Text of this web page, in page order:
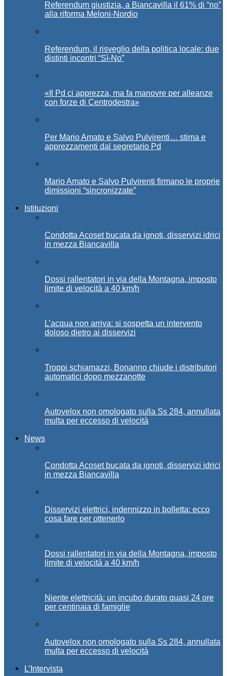
Referendum giustizia, a Biancavilla il 61% di “no”
alla riforma Meloni-Nordio
Referendum, il risveglio della politica locale: due
distinti incontri “Sì-No”
«Il Pd ci apprezza, ma fa manovre per alleanze
con forze di Centrodestra»
Per Mario Amato e Salvo Pulvirenti… stima e
apprezzamenti dal segretario Pd
Mario Amato e Salvo Pulvirenti firmano le proprie
dimissioni “sincronizzate”
Istituzioni
Condotta Acoset bucata da ignoti, disservizi idrici
in mezza Biancavilla
Dossi rallentatori in via della Montagna, imposto
limite di velocità a 40 km/h
L’acqua non arriva: si sospetta un intervento
doloso dietro ai disservizi
Troppi schiamazzi, Bonanno chiude i distributori
automatici dopo mezzanotte
Autovelox non omologato sulla Ss 284, annullata
multa per eccesso di velocità
News
Condotta Acoset bucata da ignoti, disservizi idrici
in mezza Biancavilla
Disservizi elettrici, indennizzo in bolletta: ecco
cosa fare per ottenerlo
Dossi rallentatori in via della Montagna, imposto
limite di velocità a 40 km/h
Niente elettricità: un incubo durato quasi 24 ore
per centinaia di famiglie
Autovelox non omologato sulla Ss 284, annullata
multa per eccesso di velocità
L’Intervista